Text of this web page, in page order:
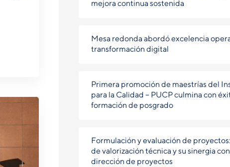
mejora continua sostenida
Mesa redonda abordó excelencia
transformación digital
Primera promoción de maestrías del
para la Calidad – PUCP culmina con
formación de posgrado
Formulación y evaluación de
de valorización técnica y su sinergia
dirección de proyectos